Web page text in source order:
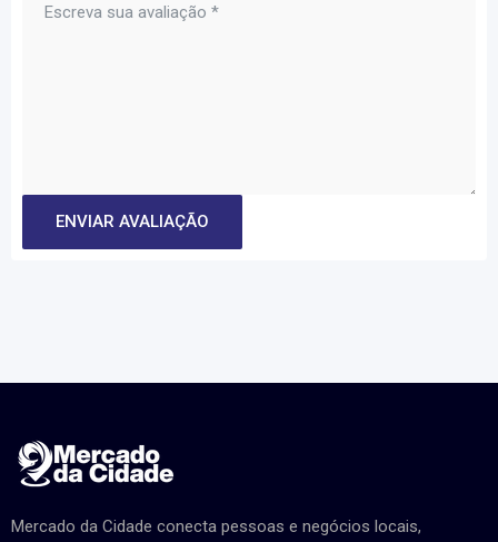
Mercado da Cidade conecta pessoas e negócios locais,